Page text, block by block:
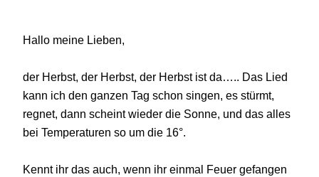
Hallo meine Lieben,
der Herbst, der Herbst, der Herbst ist da….. Das Lied
kann ich den ganzen Tag schon singen, es stürmt,
regnet, dann scheint wieder die Sonne, und das alles
bei Temperaturen so um die 16°.
Kennt ihr das auch, wenn ihr einmal Feuer gefangen